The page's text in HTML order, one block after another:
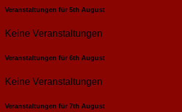
Veranstaltungen für 5th August
Keine Veranstaltungen
Veranstaltungen für 6th August
Keine Veranstaltungen
Veranstaltungen für 7th August